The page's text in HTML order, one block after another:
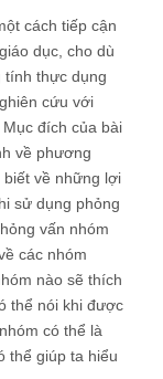
cách tiếp cận
dục, cho dù
tính thực dụng
cứu với
đích của bài
về phương
biết về những lợi
sử dụng phỏng
vấn nhóm
các nhóm
nào sẽ thích
thể nói khi được
có thể là
thể giúp ta hiểu